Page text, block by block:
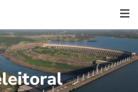
leitoral